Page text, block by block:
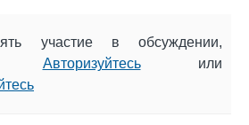
участие в обсуждении,
Авторизуйтесьили